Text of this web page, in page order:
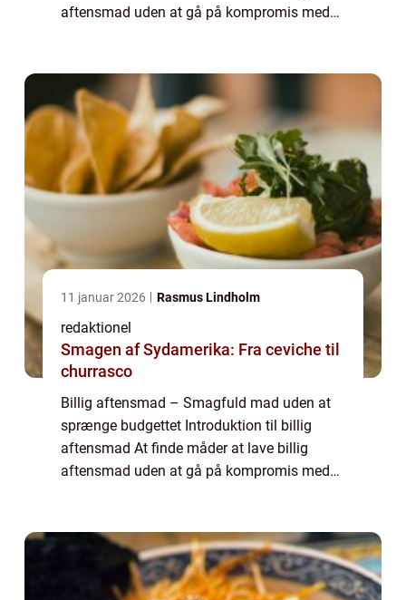
aftensmad uden at gå på kompromis med
11 januar 2026 Rasmus Lindholm
redaktionel
Smagen af Sydamerika: Fra ceviche til
churrasco
Billig aftensmad – Smagfuld mad uden at
sprænge budgettet Introduktion til billig
aftensmad At finde måder at lave billig
aftensmad uden at gå på kompromis med
udfors...